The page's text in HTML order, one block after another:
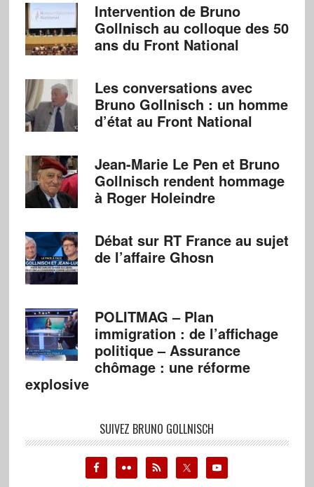
Intervention de Bruno
Gollnisch au colloque des 50
ans du Front National
Les conversations avec
Bruno Gollnisch : un homme
d’état au Front National
Jean-Marie Le Pen et Bruno
Gollnisch rendent hommage
à Roger Holeindre
Débat sur RT France au sujet
de l’affaire Ghosn
POLITMAG – Plan
immigration : de l’affichage
politique – Assurance
chômage : une réforme
explosive
SUIVEZ BRUNO GOLLNISCH